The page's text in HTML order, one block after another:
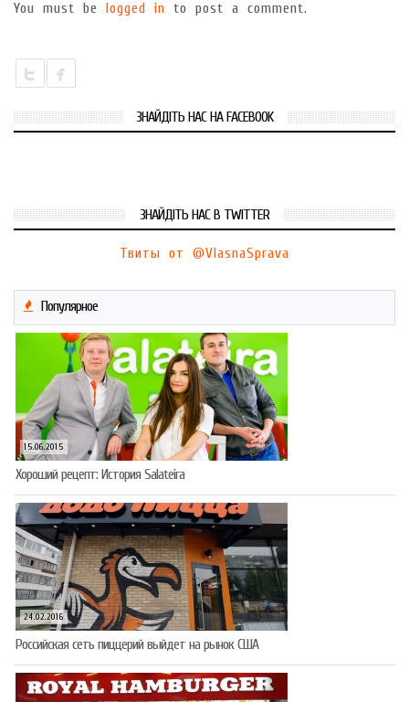
You must be logged in to post a comment.
ЗНАЙДІТЬ НАС НА FACEBOOK
ЗНАЙДІТЬ НАС В TWITTER
Твиты от @VlasnaSprava
Популярное
15.06.2015
Хороший рецепт: История Salateira
24.02.2016
Российская сеть пиццерий выйдет на рынок США